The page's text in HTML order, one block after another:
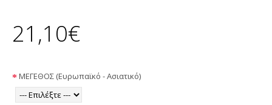
21,10€
ΜΕΓΕΘΟΣ (Ευρωπαϊκό - Ασιατικό)